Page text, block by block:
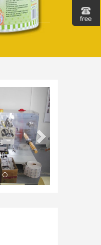
İleri